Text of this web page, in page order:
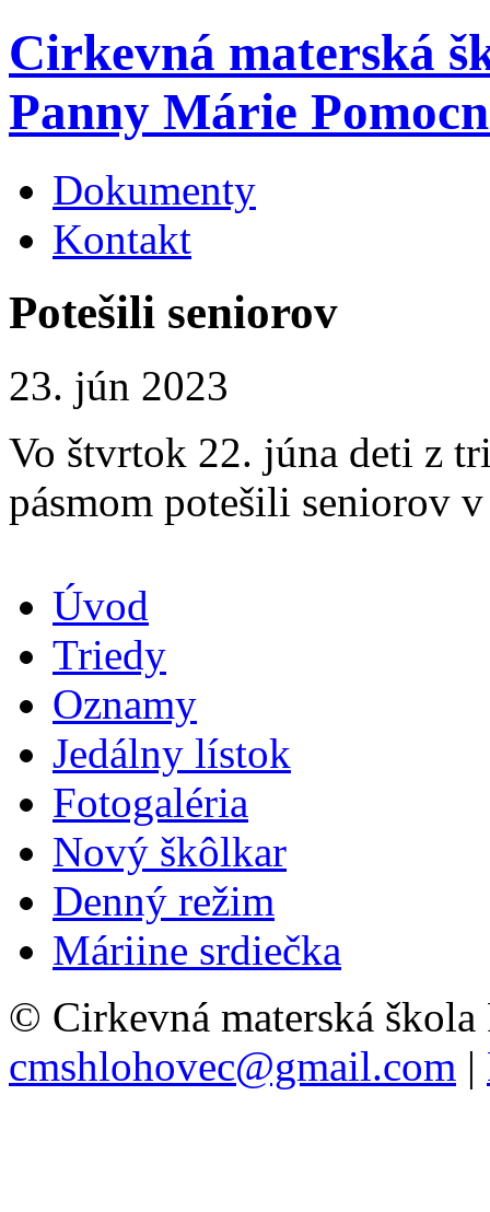
Cirkevná materská
Panny Márie
Dokumenty
Kontakt
Potešili seniorov
23. jún 2023
Vo štvrtok 22. júna deti z
pásmom potešili seniorov
Úvod
Triedy
Oznamy
Jedálny lístok
Fotogaléria
Nový škôlkar
Denný režim
Máriine srdiečka
© Cirkevná materská
cmshlohovec@gmail.com |